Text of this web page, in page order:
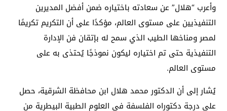
وأعرب “هلال” عن سعادته باختياره ضمن أفضل المديرين
التنفيذيين على مستوى العالم، مؤكدًا على أن التكريم تكريمًا
لمصر ومناخها الطيب الذي سمح له بإتقان فن الإدارة
التنفيذية حتى تم اختياره ليكون نموذجًا يُحتذى به على
مستوى العالم.
يُشار إلى أن الدكتور محمد هلال ابن محافظة الشرقية، حصل
على درجة دكتوراه الفلسفة في العلوم الطبية البيطرية من